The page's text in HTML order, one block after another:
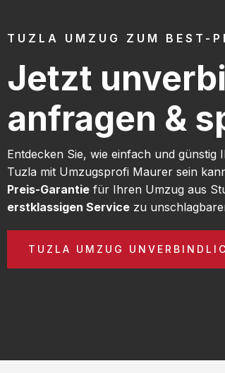
TUZLA UMZUG ZUM BEST-
Jetzt
anfragen &
Entdecken Sie, wie einfach und
Tuzla mit Umzugsprofi Maurer sein
Preis-Garantie für Ihren Umzug aus
erstklassigen Service zu
TUZLA UMZUG